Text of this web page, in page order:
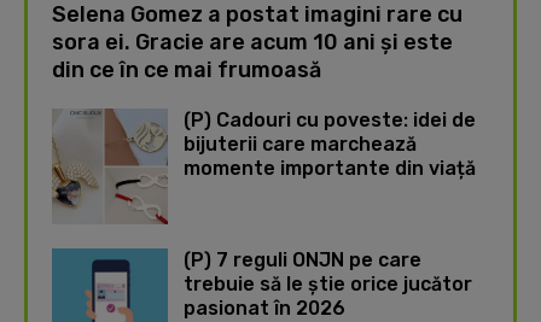
Selena Gomez a postat imagini rare cu
sora ei. Gracie are acum 10 ani și este
din ce în ce mai frumoasă
(P) Cadouri cu poveste: idei de
bijuterii care marchează
momente importante din viață
(P) 7 reguli ONJN pe care
trebuie să le știe orice jucător
pasionat în 2026